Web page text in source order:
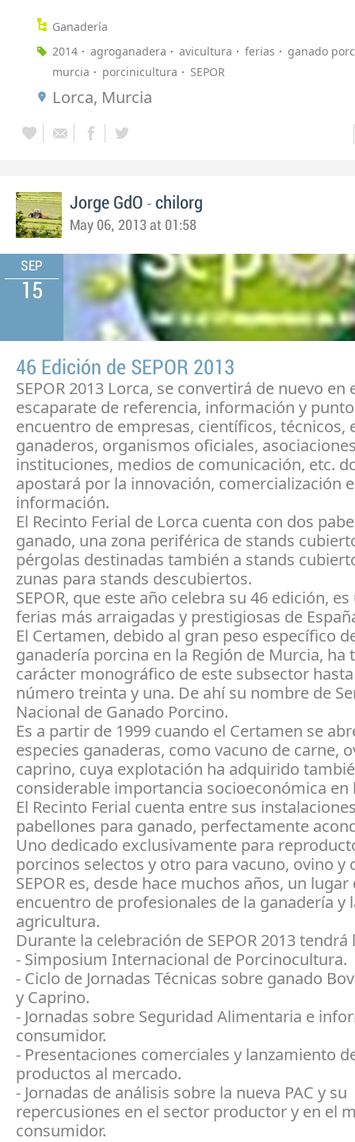
Ganadería
2014
agroganadera avicultura ferias
ganado
murcia
porcinicultura SEPOR
Lorca, Murcia
Jorge GdO - chilorg
May 06, 2013 at 01:58
SEP
15
46 Edición de SEPOR 2013
SEPOR 2013 Lorca, se convertirá de nuevo en
escaparate de referencia, información y
encuentro de empresas, científicos, técnicos,
ganaderos, organismos oficiales,
instituciones, medios de comunicación, etc.
apostará por la innovación, comercialización e
información.
El Recinto Ferial de Lorca cuenta con dos
ganado, una zona periférica de stands
pérgolas destinadas también a stands
zunas para stands descubiertos.
SEPOR, que este año celebra su 46 edición,
ferias más arraigadas y prestigiosas de
El Certamen, debido al gran peso específico
ganadería porcina en la Región de Murcia, ha
carácter monográfico de este subsector
número treinta y una. De ahí su nombre de
Nacional de Ganado Porcino.
Es a partir de 1999 cuando el Certamen se
especies ganaderas, como vacuno de carne,
caprino, cuya explotación ha adquirido
considerable importancia socioeconómica en
El Recinto Ferial cuenta entre sus
pabellones para ganado, perfectamente
Uno dedicado exclusivamente para
porcinos selectos y otro para vacuno, ovino y
SEPOR es, desde hace muchos años, un lugar
encuentro de profesionales de la ganadería y
agricultura.
Durante la celebración de SEPOR 2013 tendrá
- Simposium Internacional de Porcinocultura.
- Ciclo de Jornadas Técnicas sobre ganado
y Caprino.
- Jornadas sobre Seguridad Alimentaria e
consumidor.
- Presentaciones comerciales y lanzamiento
productos al mercado.
- Jornadas de análisis sobre la nueva PAC y su
repercusiones en el sector productor y en el
consumidor.